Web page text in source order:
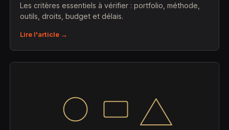
Les critères essentiels à vérifier : portfolio, méthode,
outils, droits, budget et délais.
Lire l'article →